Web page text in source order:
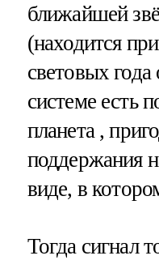
ближайшей
(находится
световых
системе есть
планета ,
поддержания
виде, в
Тогда сигнал